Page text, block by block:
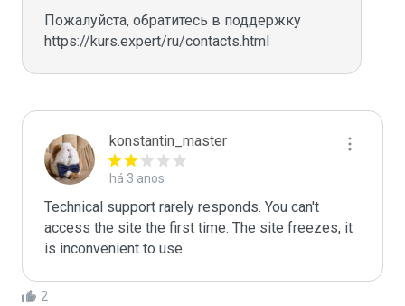
Пожалуйста, обратитесь в поддержку
https://kurs.expert/ru/contacts.html
konstantin_master
há 3 anos
Technical support rarely responds. You can't
access the site the first time. The site freezes, it
is inconvenient to use.
2